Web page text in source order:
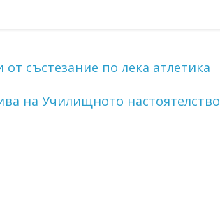
състезание по лека атлетика
на Училищното настоятелство